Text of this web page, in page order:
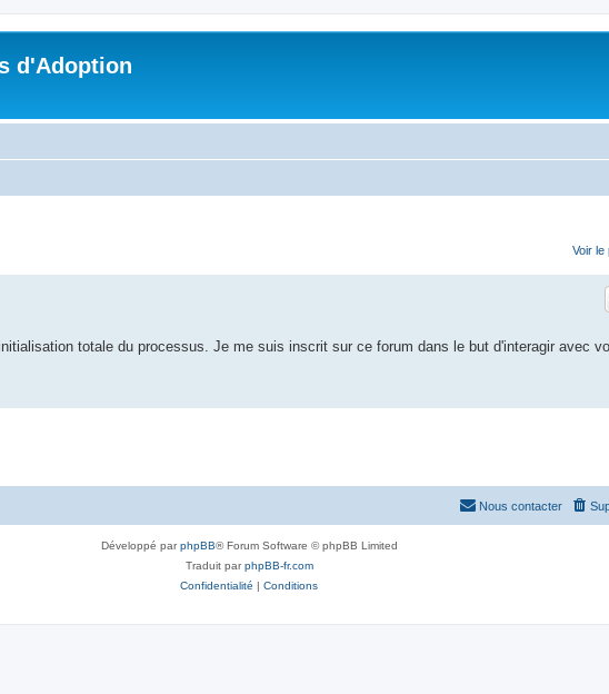
d'Adoption
Voir le
totale du processus. Je me suis inscrit sur ce forum dans le but d'interagir avec
Nous contacter
Développé parphpBB® Forum Software © phpBB Limited
Traduit parphpBB-fr.com
Confidentialité | Conditions